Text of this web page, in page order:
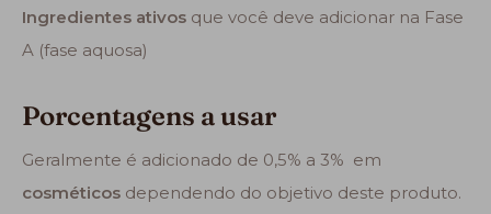
Ingredientes ativos que você deve adicionar na Fase
A (fase aquosa)
Porcentagens a usar
Geralmente é adicionado de 0,5% a 3% em
cosméticos dependendo do objetivo deste produto.